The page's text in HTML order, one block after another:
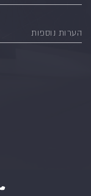
הערות נוספות